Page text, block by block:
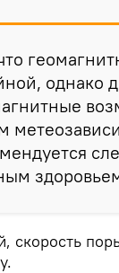
однако
скорость